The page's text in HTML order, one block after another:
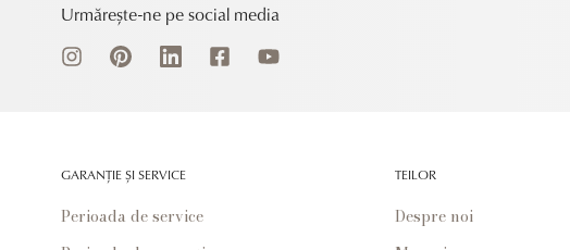
Urmărește-ne pe social media
GARANȚIE ȘI SERVICE
Perioada de service
TEILOR
Despre noi